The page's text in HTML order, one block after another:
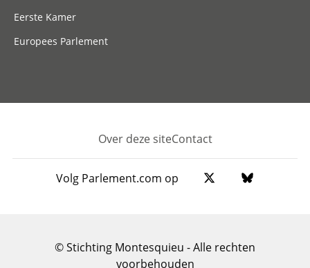
Eerste Kamer
Europees Parlement
Footer
Over deze siteContact
Volg Parlement.com op
© Stichting Montesquieu - Alle rechten
voorbehouden